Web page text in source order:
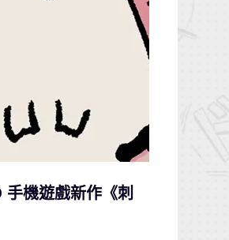
機遊戲新作《刺